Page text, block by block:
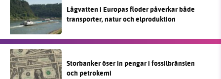
Lågvatten i Europas floder påverkar både
transporter, natur och elproduktion
Storbanker öser in pengar i fossilbränslen
och petrokemi